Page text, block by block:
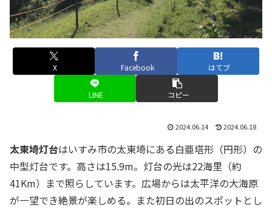
X Facebook はてブ
LINE コピー
2024.06.14 2024.06.18
太東埼灯台はいすみ市の太東埼にある白亜塔形（円形）の
中型灯台です。高さは15.9m。灯台の光は22海里（約
41Km）まで照らしています。広場からは太平洋の大海原
が一望でき絶景が楽しめる。また初日の出のスポットとし